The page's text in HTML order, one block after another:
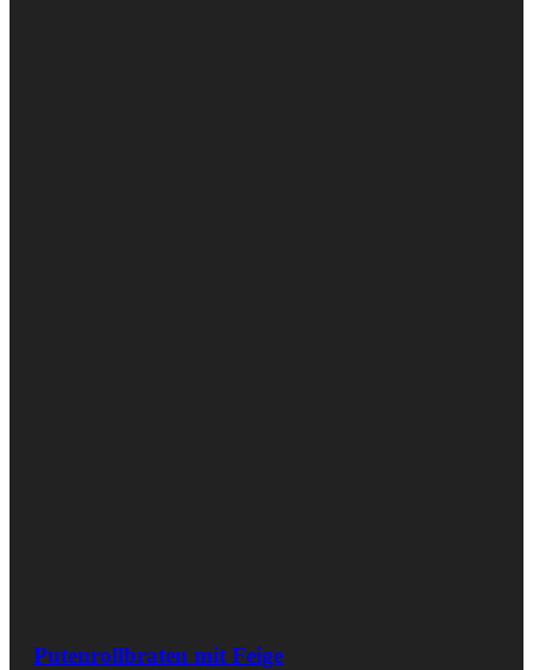
Putenrollbraten mit Feige